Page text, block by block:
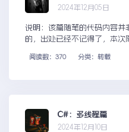
2024年12月05日
说明：该篇随笔的代码内容并
的，出处已经不记得了，本次
阅读数：370 分类：转载
C#：多线程篇
2024年12月10日